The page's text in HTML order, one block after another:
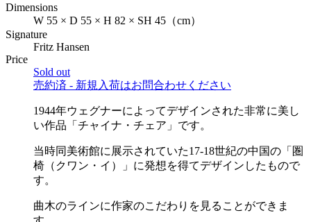
Dimensions
W 55 × D 55 × H 82 × SH 45（cm）
Signature
Fritz Hansen
Price
Sold out
売約済 - 新規入荷はお問合わせください
1944年ウェグナーによってデザインされた非常に美し
い作品「チャイナ・チェア」です。
当時同美術館に展示されていた17-18世紀の中国の「圏
椅（クワン・イ）」に発想を得てデザインしたもので
す。
曲木のラインに作家のこだわりを見ることができま